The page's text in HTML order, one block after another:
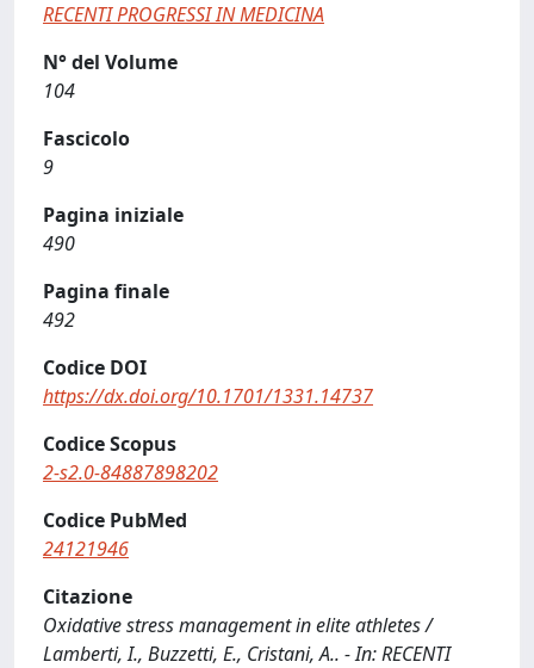
RECENTI PROGRESSI IN MEDICINA
N° del Volume
104
Fascicolo
9
Pagina iniziale
490
Pagina finale
492
Codice DOI
https://dx.doi.org/10.1701/1331.14737
Codice Scopus
2-s2.0-84887898202
Codice PubMed
24121946
Citazione
Oxidative stress management in elite athletes /
Lamberti, I., Buzzetti, E., Cristani, A.. - In: RECENTI